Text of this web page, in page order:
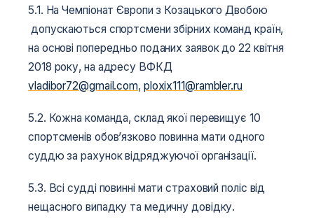
5.1. На Чемпіонат Європи з Козацького Двобою
допускаються спортсмени збірних команд країн,
на основі попередньо поданих заявок до 22 квітня
2018 року, на адресу ВФКД
vladibor72@gmail.com, ploxix111@rambler.ru
5.2. Кожна команда, склад якої перевищує 10
спортсменів обов’язково повинна мати одного
суддю за рахунок відряджуючої організації.
5.3. Всі судді повинні мати страховий поліс від
нещасного випадку та медичну довідку.